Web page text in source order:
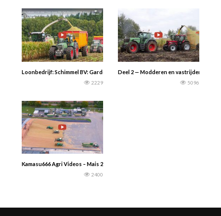
Loonbedrijf: Schimmel BV: Garderen Mais hakselen 2020 Cabview met een
2229
Deel 2 — Modderen en vastrijden
5096
Kamasu666 Agri Videos – Mais 2022 : Loonbedrijf Walter Schütt uit het Duitse
2400